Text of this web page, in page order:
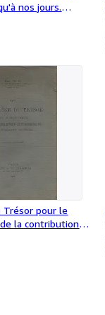
nos jours.
d'explication et
classe de
Trésor pour le
la contribution
les bénéfices de